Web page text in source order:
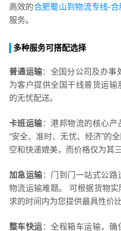
高效的合肥蜀山到物流专线-
服务。
多种服务可搭配选择
普通运输：全国分公司及办事
为客户提供全国干线普货运
的无忧配送。
卡班运输：港邦物流的核心产
“安全、准时、无忧、经济”的
空和快递媲美，而价格仅为其
加急运输：门到门一站式公路
物流运输难题。 可根据货物
求的时间内为您提供最具性价
整车快运 ：全程箱车运输，